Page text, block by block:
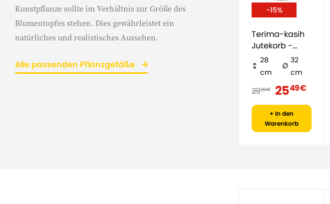
Kunstpflanze sollte im Verhältnis zur Größe des
Blumentopfes stehen. Dies gewährleistet ein
natürliches und realistisches Aussehen.
Alle passenden Pflanzgefäße
-15%
Terima-kasih
Jutekorb -
natürlich
28
cm
32
cm
2999 € 2549 €
+ In den
Warenkorb